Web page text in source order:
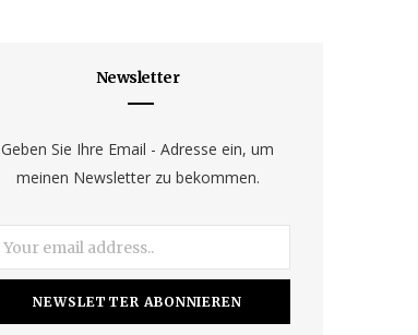
k
a
g
r
a
Newsletter
Geben Sie Ihre Email - Adresse ein, um
meinen Newsletter zu bekommen.